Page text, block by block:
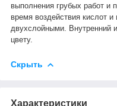
выполнения грубых работ и
время воздействия кислот
двухслойными. Внутренний
цвету.
Скрыть
Характеристики